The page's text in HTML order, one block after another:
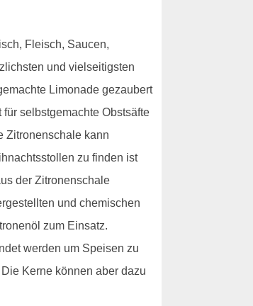
Fleisch, Saucen,
und vielseitigsten
Limonade gezaubert
selbstgemachte Obstsäfte
Zitronenschale kann
zu finden ist
der Zitronenschale
und chemischen
zum Einsatz.
werden um Speisen zu
Kerne können aber dazu